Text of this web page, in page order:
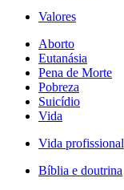
Valores
Aborto
Eutanásia
Pena de Morte
Pobreza
Suicídio
Vida
Vida profissional
Bíblia e doutrina